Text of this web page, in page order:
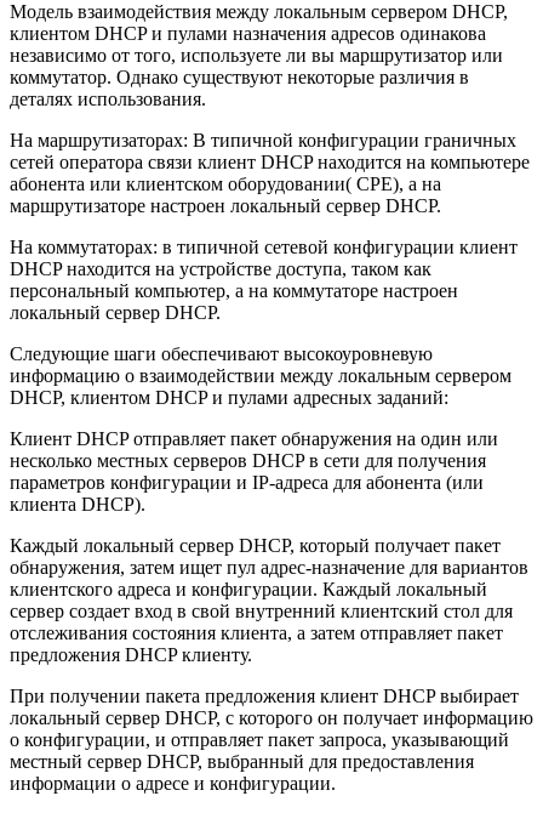
Модель взаимодействия между локальным сервером DHCP,
клиентом DHCP и пулами назначения адресов одинакова
независимо от того, используете ли вы маршрутизатор или
коммутатор. Однако существуют некоторые различия в
деталях использования.
На маршрутизаторах: В типичной конфигурации граничных
сетей оператора связи клиент DHCP находится на компьютере
абонента или клиентском оборудовании( CPE), а на
маршрутизаторе настроен локальный сервер DHCP.
На коммутаторах: в типичной сетевой конфигурации клиент
DHCP находится на устройстве доступа, таком как
персональный компьютер, а на коммутаторе настроен
локальный сервер DHCP.
Следующие шаги обеспечивают высокоуровневую
информацию о взаимодействии между локальным сервером
DHCP, клиентом DHCP и пулами адресных заданий:
Клиент DHCP отправляет пакет обнаружения на один или
несколько местных серверов DHCP в сети для получения
параметров конфигурации и IP-адреса для абонента (или
клиента DHCP).
Каждый локальный сервер DHCP, который получает пакет
обнаружения, затем ищет пул адрес-назначение для вариантов
клиентского адреса и конфигурации. Каждый локальный
сервер создает вход в свой внутренний клиентский стол для
отслеживания состояния клиента, а затем отправляет пакет
предложения DHCP клиенту.
При получении пакета предложения клиент DHCP выбирает
локальный сервер DHCP, с которого он получает информацию
о конфигурации, и отправляет пакет запроса, указывающий
местный сервер DHCP, выбранный для предоставления
информации о адресе и конфигурации.